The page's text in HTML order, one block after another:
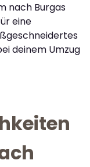
nach Burgas
eine
deinem Umzug